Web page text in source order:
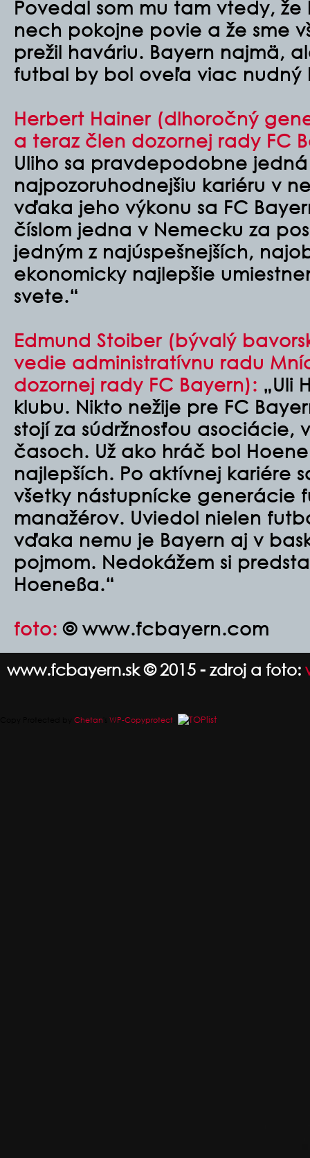
Povedal som mu tam vtedy,
nech pokojne povie a že sme
prežil haváriu. Bayern najmä,
futbal by bol oveľa viac nudný
Herbert Hainer (dlhoročný
a teraz člen dozornej rady FC
Uliho sa pravdepodobne
najpozoruhodnejšiu kariéru v
vďaka jeho výkonu sa FC
číslom jedna v Nemecku za
jedným z najúspešnejších,
ekonomicky najlepšie
svete.“
Edmund Stoiber (bývalý
vedie administratívnu radu
dozornej rady FC Bayern): „Uli
klubu. Nikto nežije pre FC
stojí za súdržnosťou asociácie,
časoch. Už ako hráč bol
najlepších. Po aktívnej kariére
všetky nástupnícke generácie
manažérov. Uviedol nielen
vďaka nemu je Bayern aj v
pojmom. Nedokážem si
Hoeneßa.“
foto:© www.fcbayern.com
www.fcbayern.sk © 2015 - zdroj a foto:
Chetan WP-Copyprotect